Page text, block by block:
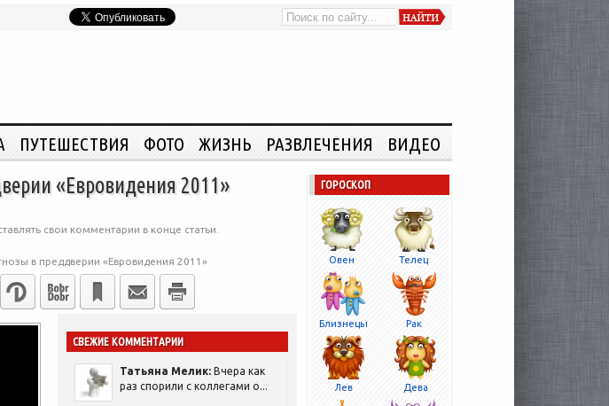
ПУТЕШЕСТВИЯ ФОТО ЖИЗНЬ РАЗВЛЕЧЕНИЯ ВИДЕО
«Евровидения 2011»
свои комментарии в конце статьи.
в преддверии «Евровидения 2011»
СВЕЖИЕ КОММЕНТАРИИ
Татьяна Мелик: Вчера как
раз спорили с коллегами о...
ГОРОСКОП
Овен Телец
Близнецы Рак
Лев Дева